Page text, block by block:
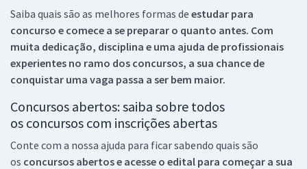
Saiba quais são as melhores formas de estudar para
concurso e comece a se preparar o quanto antes. Com
muita dedicação, disciplina e uma ajuda de profissionais
experientes no ramo dos concursos, a sua chance de
conquistar uma vaga passa a ser bem maior.
Concursos abertos: saiba sobre todos
os concursos com inscrições abertas
Conte com a nossa ajuda para ficar sabendo quais são
os concursos abertos e acesse o edital para começar a sua